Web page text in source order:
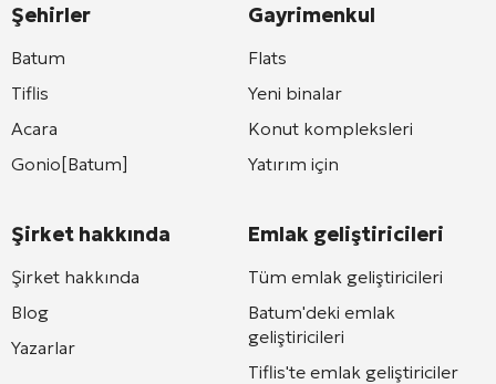
Şehirler
Batum
Tiflis
Acara
Gonio[Batum]
Şirket hakkında
Şirket hakkında
Blog
Yazarlar
Gayrimenkul
Flats
Yeni binalar
Konut kompleksleri
Yatırım için
Emlak geliştiricileri
Tüm emlak geliştiricileri
Batum'deki emlak
geliştiricileri
Tiflis'te emlak geliştiriciler